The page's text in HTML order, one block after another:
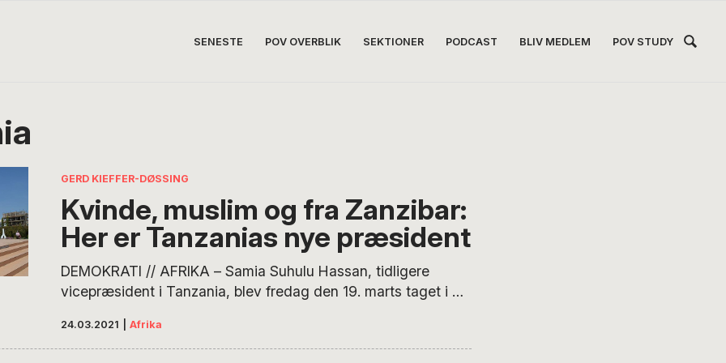
SENESTE POV OVERBLIK SEKTIONER PODCAST BLIV MEDLEM POV STUDY
GERD KIEFFER-DØSSING
Kvinde, muslim og fra Zanzibar:
Her er Tanzanias nye præsident
DEMOKRATI // AFRIKA – Samia Suhulu Hassan, tidligere
vicepræsident i Tanzania, blev fredag den 19. marts taget i ed
afgik ved døden to dage forinden. Der er store forventninger
til Hassan, men forsker råder folk til at slå koldt vand i blodet.
24.03.2021 Afrika